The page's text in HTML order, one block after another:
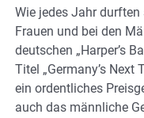
Wie jedes Jahr durften
Frauen und bei den
deutschen „Harper’s
Titel „Germany’s Next
ein ordentliches
auch das männliche